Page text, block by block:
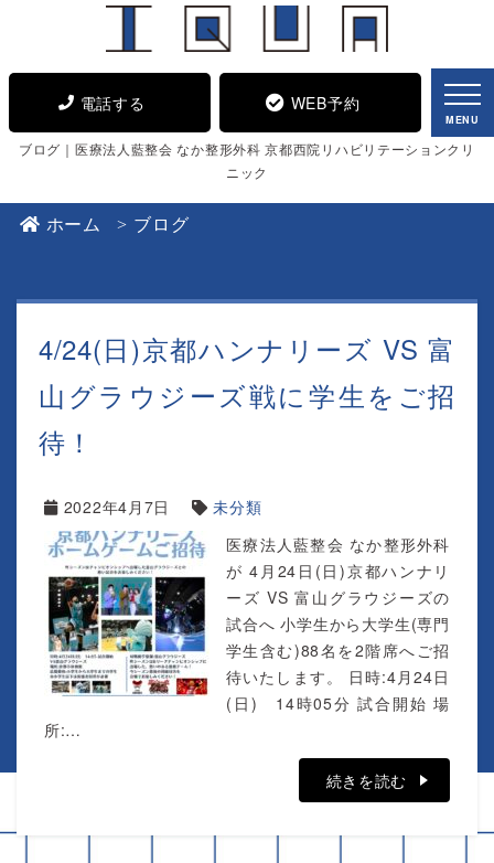
電話する WEB予約
MENU
ブログ｜医療法人藍整会 なか整形外科 京都西院リハビリテーションクリ
ニック
ホーム ブログ
4/24(日)京都ハンナリーズ VS 富
山グラウジーズ戦に学生をご招
待！
2022年4月7日
未分類
医療法人藍整会 なか整形外科
が 4月24日(日)京都ハンナリ
ーズ VS 富山グラウジーズの
試合へ 小学生から大学生(専門
学生含む)88名を2階席へご招
待いたします。 日時:4月24日
(日) 14時05分 試合開始 場
所:…
続きを読む